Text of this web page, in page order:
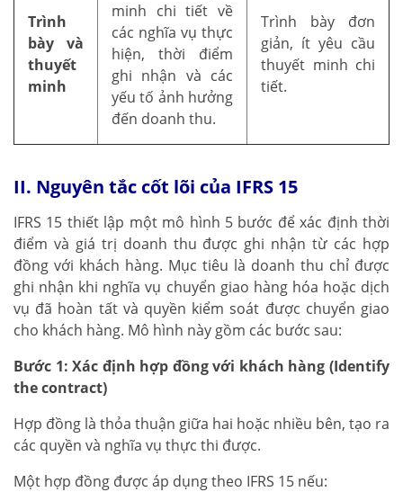
Trình
bày và
thuyết
minh
minh chi tiết về
các nghĩa vụ thực
hiện, thời điểm
ghi nhận và các
yếu tố ảnh hưởng
đến doanh thu.
Trình bày đơn
giản, ít yêu cầu
thuyết minh chi
tiết.
II. Nguyên tắc cốt lõi của IFRS 15
IFRS 15 thiết lập một mô hình 5 bước để xác định thời
điểm và giá trị doanh thu được ghi nhận từ các hợp
đồng với khách hàng. Mục tiêu là doanh thu chỉ được
ghi nhận khi nghĩa vụ chuyển giao hàng hóa hoặc dịch
vụ đã hoàn tất và quyền kiểm soát được chuyển giao
cho khách hàng. Mô hình này gồm các bước sau:
Bước 1: Xác định hợp đồng với khách hàng (Identify
the contract)
Hợp đồng là thỏa thuận giữa hai hoặc nhiều bên, tạo ra
các quyền và nghĩa vụ thực thi được.
Một hợp đồng được áp dụng theo IFRS 15 nếu: